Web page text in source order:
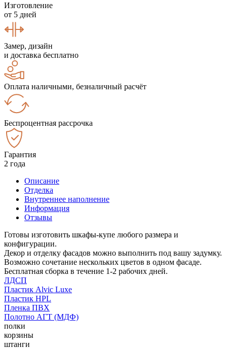
Изготовление
от 5 дней
Замер, дизайн
и доставка бесплатно
Оплата наличными, безналичный расчёт
Беспроцентная рассрочка
Гарантия
2 года
Описание
Отделка
Внутреннее наполнение
Информация
Отзывы
Готовы изготовить шкафы-купе любого размера и
конфигурации.
Декор и отделку фасадов можно выполнить под вашу задумку.
Возможно сочетание нескольких цветов в одном фасаде.
Бесплатная сборка в течение 1-2 рабочих дней.
ЛДСП
Пластик Alvic Luxe
Пластик HPL
Пленка ПВХ
Полотно АГТ (МДФ)
полки
корзины
штанги